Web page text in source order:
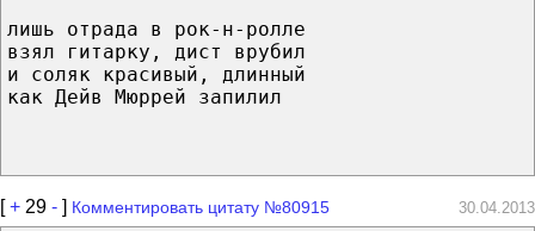
лишь отрада в рок-н-ролле
взял гитарку, дист врубил
и соляк красивый, длинный
как Дейв Мюррей запилил
[+ 29 - ] Комментировать цитату №80915 30.04.2013